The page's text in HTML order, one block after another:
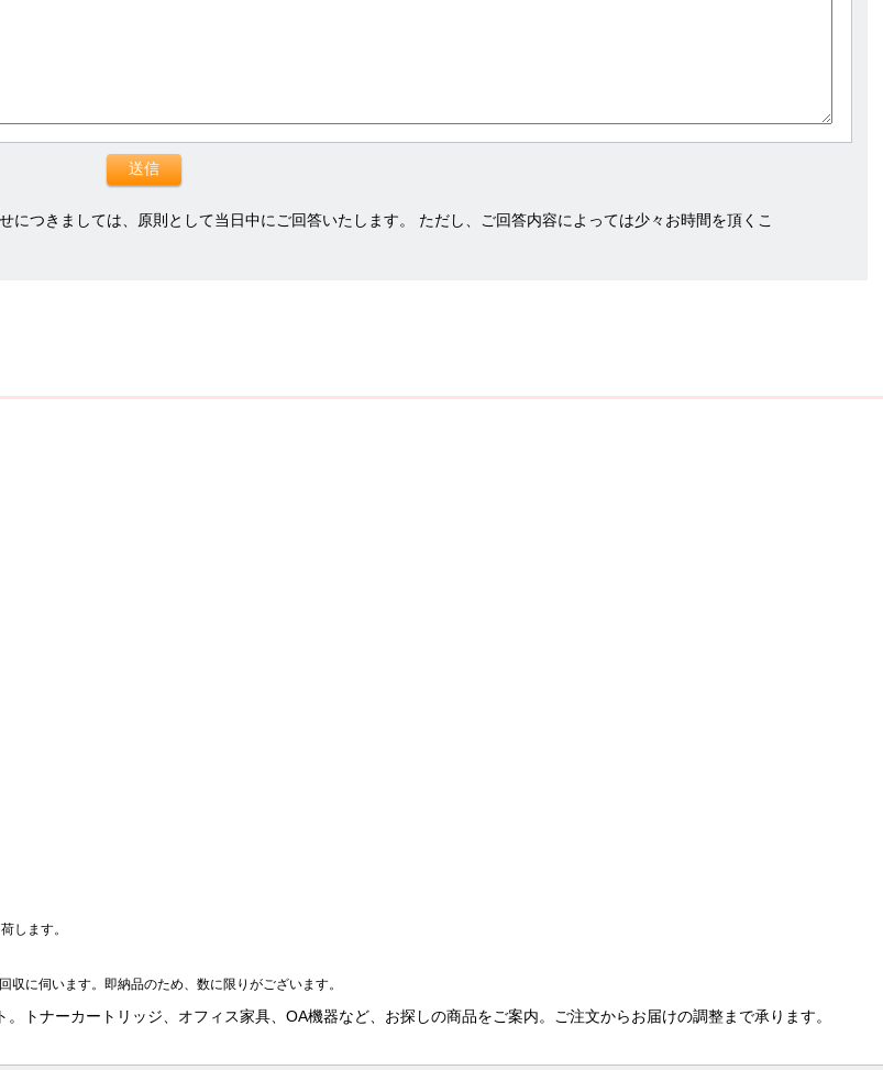
につきましては、原則として当日中にご回答いたします。 ただし、ご回答内容によっては少々お時間を頂くこ
します。
に伺います。即納品のため、数に限りがございます。
トナーカートリッジ、オフィス家具、OA機器など、お探しの商品をご案内。ご注文からお届けの調整まで承ります。